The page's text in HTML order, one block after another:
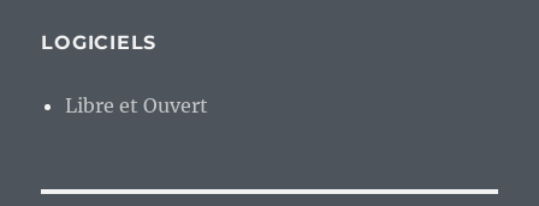
LOGICIELS
Libre et Ouvert